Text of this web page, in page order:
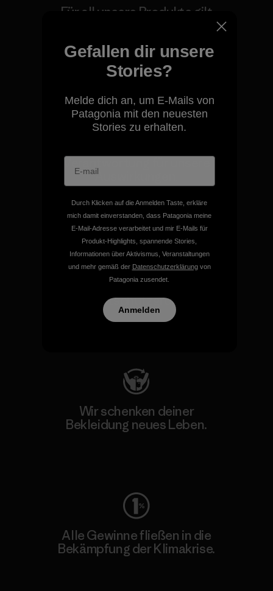
Für all unsere Produkte gilt
Kompromisslose Garantie
Verantwortung für unsere
Auswirkungen.
Unser Fußabdruck
Wir unterstützen Klima- und
Umweltschutzgruppen.
Wir schenken deiner
Bekleidung neues Leben.
Alle Gewinne fließen in die
Bekämpfung der Klimakrise.
Gefallen dir unsere
Stories?
Melde dich an, um E-Mails von
Patagonia mit den neuesten
Stories zu erhalten.
Durch Klicken auf die Anmelden Taste, erkläre
mich damit einverstanden, dass Patagonia meine
E-Mail-Adresse verarbeitet und mir E-Mails für
Produkt-Highlights, spannende Stories,
Informationen über Aktivismus, Veranstaltungen
und mehr gemäß der Datenschutzerklärungvon
Patagonia zusendet.
Anmelden